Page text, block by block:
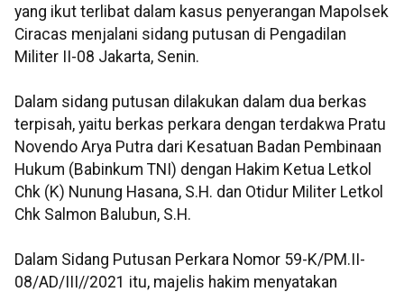
yang ikut terlibat dalam kasus penyerangan Mapolsek
Ciracas menjalani sidang putusan di Pengadilan
Militer II-08 Jakarta, Senin.
Dalam sidang putusan dilakukan dalam dua berkas
terpisah, yaitu berkas perkara dengan terdakwa Pratu
Novendo Arya Putra dari Kesatuan Badan Pembinaan
Hukum (Babinkum TNI) dengan Hakim Ketua Letkol
Chk (K) Nunung Hasana, S.H. dan Otidur Militer Letkol
Chk Salmon Balubun, S.H.
Dalam Sidang Putusan Perkara Nomor 59-K/PM.II-
08/AD/III//2021 itu, majelis hakim menyatakan